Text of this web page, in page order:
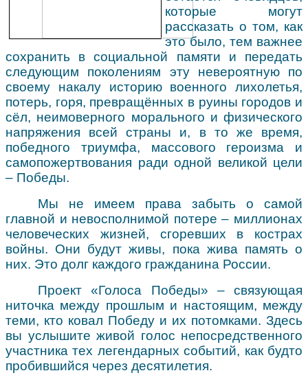
которые могут
рассказать о том, как
это было, тем важнее
сохранить в социальной памяти и передать
следующим поколениям эту невероятную по
своему накалу историю военного лихолетья,
потерь, горя, превращённых в руины городов и
сёл, неимоверного морального и физического
напряжения всей страны и, в то же время,
победного триумфа, массового героизма и
самопожертвования ради одной великой цели
– Победы.
Мы не имеем права забыть о самой
главной и невосполнимой потере – миллионах
человеческих жизней, сгоревших в кострах
войны. Они будут живы, пока жива память о
них. Это долг каждого гражданина России.
Проект «Голоса Победы» – связующая
ниточка между прошлым и настоящим, между
теми, кто ковал Победу и их потомками. Здесь
вы услышите живой голос непосредственного
участника тех легендарных событий, как будто
пробившийся через десятилетия.